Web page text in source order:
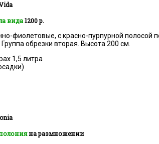
вида1200 р.
фиолетовые, с красно-пурпурной полосой
обрезки вторая. Высота 200 см.
1,5 литра
на размножении